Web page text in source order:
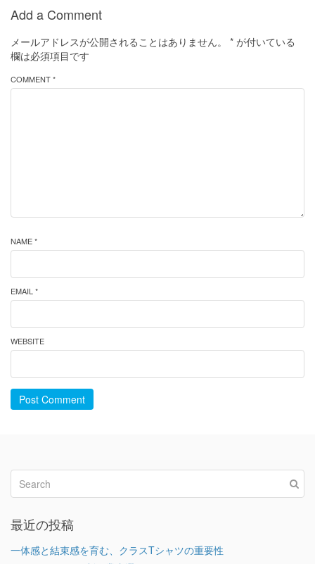
Add a Comment
メールアドレスが公開されることはありません。 * が付いている
欄は必須項目です
COMMENT *
NAME *
EMAIL *
WEBSITE
Post Comment
最近の投稿
一体感と結束感を育む、クラスTシャツの重要性